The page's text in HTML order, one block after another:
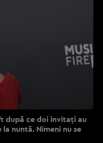
după ce doi invitați au
nuntă. Nimeni nu se